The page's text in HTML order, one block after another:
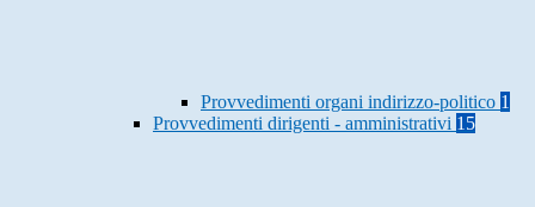
Provvedimenti organi indirizzo-politico 1
Provvedimenti dirigenti - amministrativi 15